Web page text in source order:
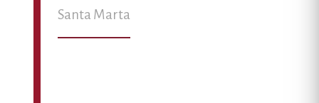
Santa Marta